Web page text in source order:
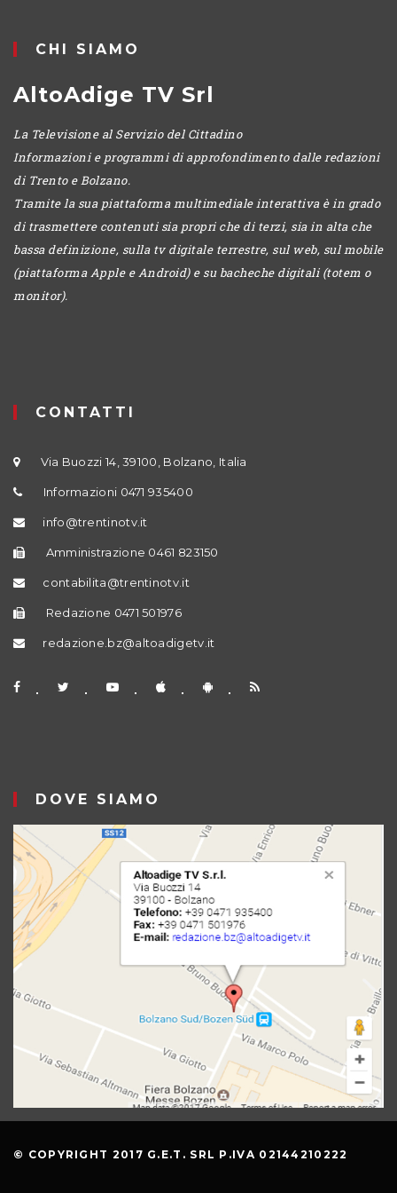
CHI SIAMO
AltoAdige TV Srl
La Televisione al Servizio del Cittadino
Informazioni e programmi di approfondimento dalle redazioni
di Trento e Bolzano.
Tramite la sua piattaforma multimediale interattiva è in grado
di trasmettere contenuti sia propri che di terzi, sia in alta che
bassa definizione, sulla tv digitale terrestre, sul web, sul mobile
(piattaforma Apple e Android) e su bacheche digitali (totem o
monitor).
CONTATTI
Via Buozzi 14, 39100, Bolzano, Italia
Informazioni 0471 935400
info@trentinotv.it
Amministrazione 0461 823150
contabilita@trentinotv.it
Redazione 0471 501976
redazione.bz@altoadigetv.it
DOVE SIAMO
© COPYRIGHT 2017 G.E.T. SRL P.IVA 02144210222